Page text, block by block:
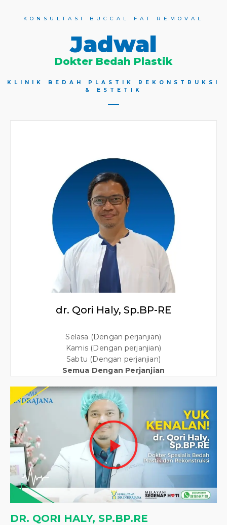
KONSULTASI BUCCAL FAT REMOVAL
Jadwal
Dokter Bedah Plastik
KLINIK BEDAH PLASTIK REKONSTRUKSI
& ESTETIK
dr. Qori Haly, Sp.BP-RE
Selasa (Dengan perjanjian)
Kamis (Dengan perjanjian)
Sabtu (Dengan perjanjian)
Semua Dengan Perjanjian
DR. QORI HALY, SP.BP.RE